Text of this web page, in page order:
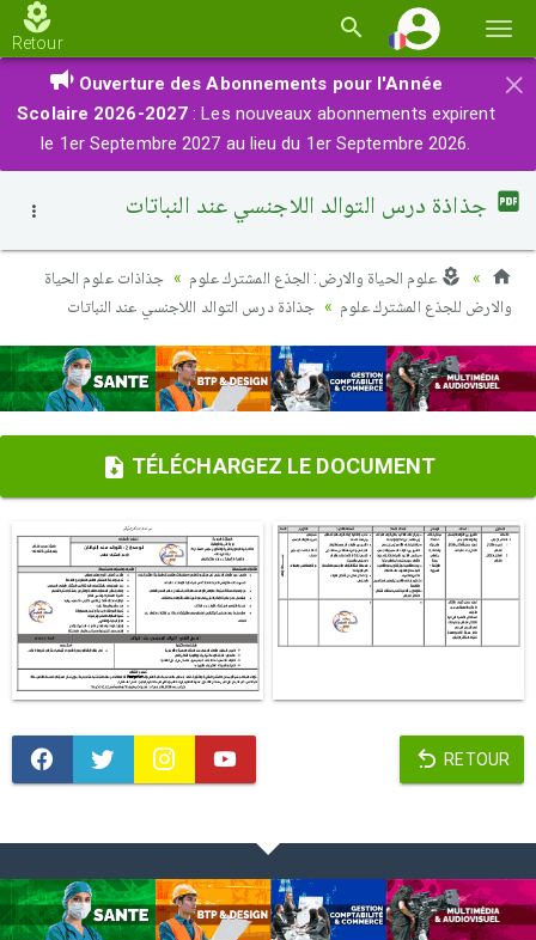
la
Retour
×
Ouverture des Abonnements pour l'Année
Scolaire 2026-2027 : Les nouveaux abonnements expirent
le 1er Septembre 2027 au lieu du 1er Septembre 2026.
جذاذة درس التوالد اللاجنسي عند النباتات
علوم الحياة والارض: الجذع المشترك علوم
جذاذات علوم الحياة
والارض للجذع المشترك علوم
جذاذة درس التوالد اللاجنسي عند النباتات
TÉLÉCHARGEZ LE DOCUMENT
RETOUR